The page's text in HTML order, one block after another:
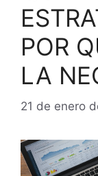
POR
LA
21 de enero